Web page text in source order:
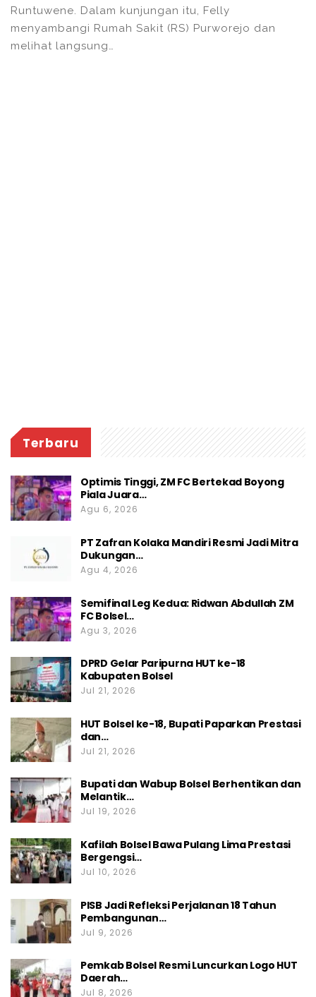
Runtuwene. Dalam kunjungan itu, Felly
menyambangi Rumah Sakit (RS) Purworejo dan
melihat langsung…
Terbaru
Optimis Tinggi, ZM FC Bertekad Boyong
Piala Juara…
Agu 6, 2026
PT Zafran Kolaka Mandiri Resmi Jadi Mitra
Dukungan…
Agu 4, 2026
Semifinal Leg Kedua: Ridwan Abdullah ZM
FC Bolsel…
Agu 3, 2026
DPRD Gelar Paripurna HUT ke-18
Kabupaten Bolsel
Jul 21, 2026
HUT Bolsel ke-18, Bupati Paparkan Prestasi
dan…
Jul 21, 2026
Bupati dan Wabup Bolsel Berhentikan dan
Melantik…
Jul 19, 2026
Kafilah Bolsel Bawa Pulang Lima Prestasi
Bergengsi…
Jul 10, 2026
PISB Jadi Refleksi Perjalanan 18 Tahun
Pembangunan…
Jul 9, 2026
Pemkab Bolsel Resmi Luncurkan Logo HUT
Daerah…
Jul 8, 2026